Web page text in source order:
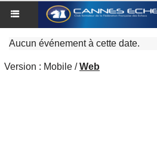
Aucun événement à cette date.
Version : Mobile /Web